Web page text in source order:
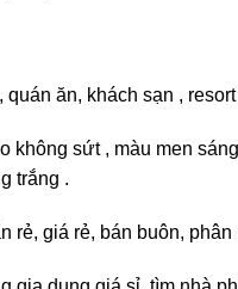
ăn, khách sạn ,
không sứt , màu men
trắng .
rẻ, giá rẻ, bán buôn,